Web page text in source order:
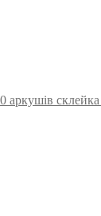
склейка